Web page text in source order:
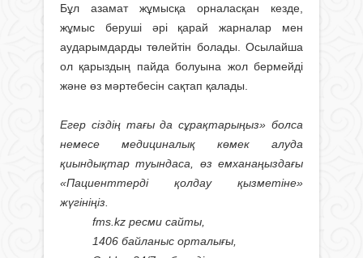
Бұл азамат жұмысқа орналасқан кезде,
жұмыс беруші әрі қарай жарналар мен
аударымдарды төлейтін болады. Осылайша
ол қарыздың пайда болуына жол бермейді
және өз мәртебесін сақтап қалады.
Егер сіздің тағы да сұрақтарыңыз» болса
немесе медициналық көмек алуда
қиындықтар туындаса, өз емханаңыздағы
«Пациенттерді қолдау қызметіне»
жүгініңіз.
fms.kz ресми сайты
1406 байланыс орталығы